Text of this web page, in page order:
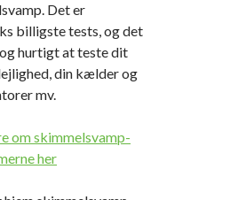
Det er
billigste tests, og det
hurtigt at teste dit
din kælder og
mv.
om skimmelsvamp-
her